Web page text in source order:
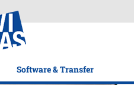
Software & Transfer